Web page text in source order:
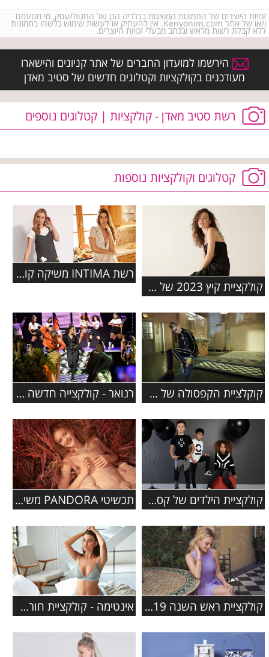
זכויות היוצרים של התמונות המוצגות בגלריה הנן של החנות/עסק, מי מטעמם
ו/או של אתר Kenyonim.com. אין להעתיק או לעשות שימוש כלשהו בתמונות
ללא קבלת רשות מראש ובכתב מבעלי זכויות היוצרים.
הירשמו למועדון החברים של אתר קניונים והישארו
מעודכנים בקולקציות וקטלוגים חדשים של סטיב מאדן
רשת סטיב מאדן - קולקציות | קטלוגים נוספים
קטלוגים וקולקציות נוספות
קולקציית קיץ 2023 של המותג COLE HAAN
רשת INTIMA משיקה קולקציה בשיתוף פעולה עם המותג האהוב סנופי
קוקלציית הקפסולה של פומה נוחתת ב- FACTORY 54 רנואר - קולקצייה חדשה בשיתוף עם הכוכבת נועה קירל
קולקציית הילדים של קסטרו סתיו-חורף 2019-2020 תכשיטי PANDORA משיקים קולקציית סתיו 2019
קולקציית ראש השנה 2019 ברשת מגנוליה אינטימה - קולקציית חורף 2019-2020